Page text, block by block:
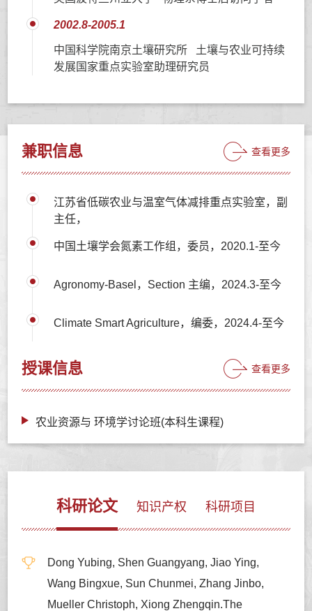
2002.8-2005.1
中国科学院南京土壤研究所 土壤与农业可持续
发展国家重点实验室助理研究员
兼职信息 查看更多
江苏省低碳农业与温室气体减排重点实验室，副
主任，
中国土壤学会氮素工作组，委员，2020.1-至今
Agronomy-Basel，Section 主编，2024.3-至今
Climate Smart Agriculture，编委，2024.4-至今
授课信息 查看更多
农业资源与 环境学讨论班(本科生课程)
科研论文 知识产权 科研项目
Dong Yubing, Shen Guangyang, Jiao Ying,
Wang Bingxue, Sun Chunmei, Zhang Jinbo,
Mueller Christoph, Xiong Zhengqin.The